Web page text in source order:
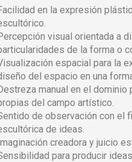
en la expresión
visual orientada a
de la forma o
espacial para la
del espacio en una
manual en el dominio
del campo artístico.
de observación con el
de ideas.
creadora y juicio
para producir